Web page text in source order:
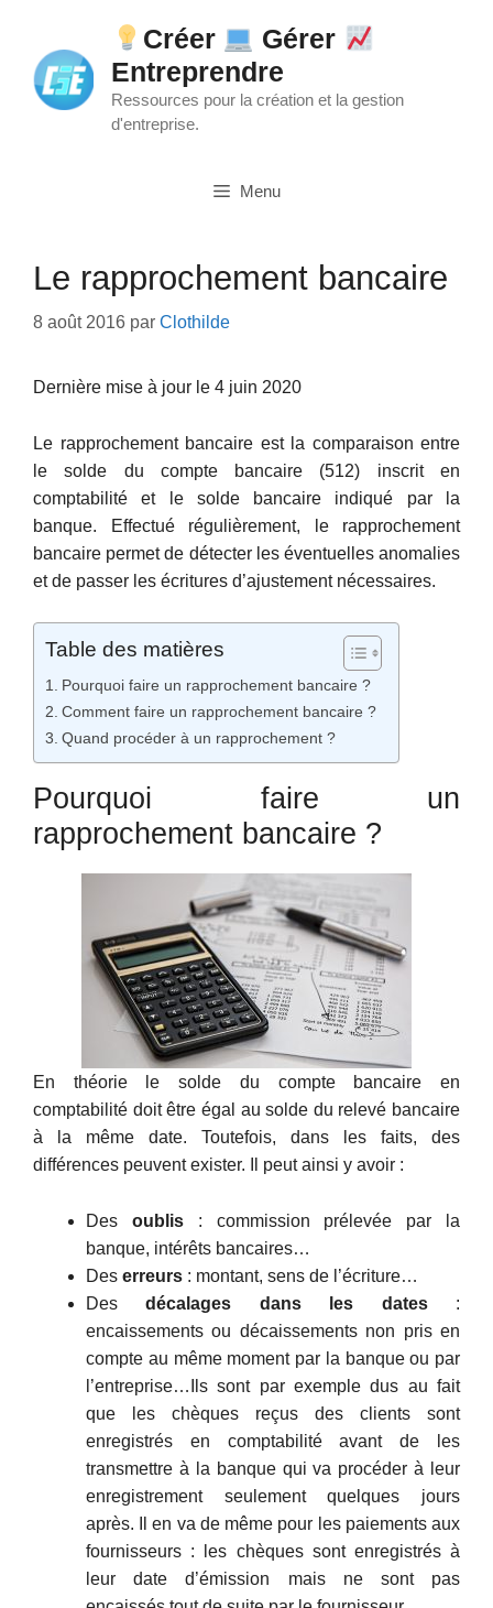
contenu
Créer
Gérer
Entreprendre
Ressources pour la création et la gestion
d'entreprise.
Menu
Le rapprochement bancaire
8 août 2016 par Clothilde
Dernière mise à jour le 4 juin 2020
Le rapprochement bancaire est la comparaison entre
le solde du compte bancaire (512) inscrit en
comptabilité et le solde bancaire indiqué par la
banque. Effectué régulièrement, le rapprochement
bancaire permet de détecter les éventuelles anomalies
et de passer les écritures d’ajustement nécessaires.
Table des matières
Pourquoi faire un rapprochement bancaire ?
Comment faire un rapprochement bancaire ?
Quand procéder à un rapprochement ?
Pourquoi faire un
rapprochement bancaire ?
En théorie le solde du compte bancaire en
comptabilité doit être égal au solde du relevé bancaire
à la même date. Toutefois, dans les faits, des
différences peuvent exister. Il peut ainsi y avoir :
Des oublis: commission prélevée par la
banque, intérêts bancaires…
Des erreurs : montant, sens de l’écriture…
Desdécalages dans les dates:
encaissements ou décaissements non pris en
compte au même moment par la banque ou par
l’entreprise…Ils sont par exemple dus au fait
que les chèques reçus des clients sont
enregistrés en comptabilité avant de les
transmettre à la banque qui va procéder à leur
enregistrement seulement quelques jours
après. Il en va de même pour les paiements aux
fournisseurs : les chèques sont enregistrés à
leur date d’émission mais ne sont pas